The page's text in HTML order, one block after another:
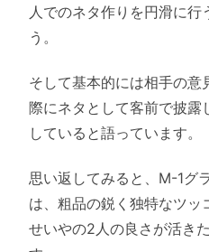
人でのネタ作りを円滑に行
う。
そして基本的には相手の意
際にネタとして客前で披露
していると語っています。
思い返してみると、M-1グ
は、粗品の鋭く独特なツ
せいやの2人の良さが活き